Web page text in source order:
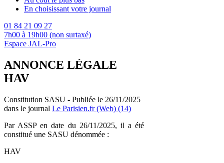
En choisissant votre journal
01 84 21 09 27
7h00 à 19h00 (non surtaxé)
Espace JAL-Pro
ANNONCE LÉGALE
HAV
Constitution SASU - Publiée le 26/11/2025
dans le journal Le Parisien.fr (Web) (14)
Par ASSP en date du 26/11/2025, il a été
constitué une SASU dénommée :
HAV